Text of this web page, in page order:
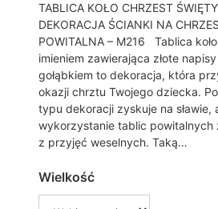
e
s
c
e
n
:
o
d
5
TABLICA KOŁO CHRZEST
DEKORACJA ŚCIANKI NA
POWITALNA – M216 Tablica
imieniem zawierająca złote
gołąbkiem to dekoracja, która
okazji chrztu Twojego dziecka.
typu dekoracji zyskuje na sławie,
wykorzystanie tablic powitalnych
z przyjęć weselnych. Taką…
Wielkość